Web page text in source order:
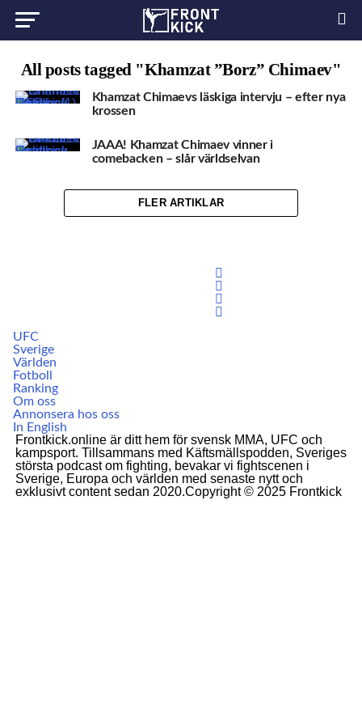
All posts tagged "Khamzat ”Borz” Chimaev"
Khamzat Chimaevs läskiga intervju – efter nya
krossen
JAAA! Khamzat Chimaev vinner i
comebacken – slår världselvan
FLER ARTIKLAR
UFC
Sverige
Världen
Fotboll
Ranking
Om oss
Annonsera hos oss
In English
Frontkick.online är ditt hem för svensk MMA, UFC och
kampsport. Tillsammans med Käftsmällspodden, Sveriges
största podcast om fighting, bevakar vi fightscenen i
Sverige, Europa och världen med senaste nytt och
exklusivt content sedan 2020.Copyright © 2025 Frontkick